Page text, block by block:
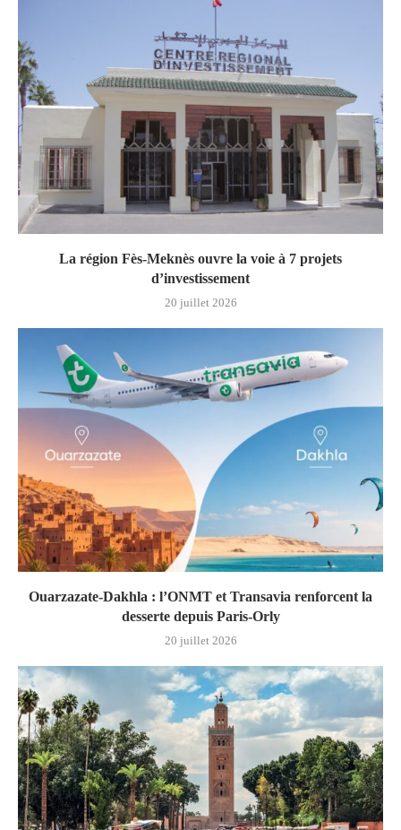
La région Fès-Meknès ouvre la voie à 7 projets
d’investissement
20 juillet 2026
Ouarzazate-Dakhla : l’ONMT et Transavia renforcent la
desserte depuis Paris-Orly
20 juillet 2026